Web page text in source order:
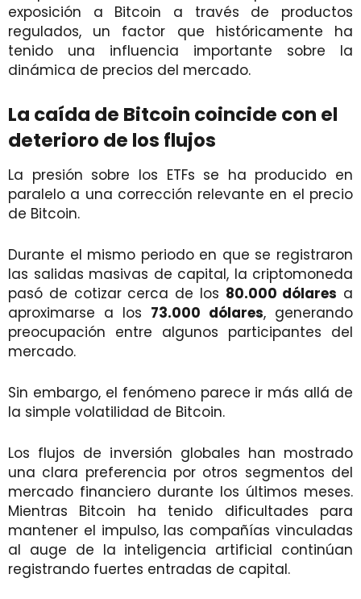
exposición a Bitcoin a través de productos
regulados, un factor que históricamente ha
tenido una influencia importante sobre la
dinámica de precios del mercado.
La caída de Bitcoin coincide con el
deterioro de los flujos
La presión sobre los ETFs se ha producido en
paralelo a una corrección relevante en el precio
de Bitcoin.
Durante el mismo periodo en que se registraron
las salidas masivas de capital, la criptomoneda
pasó de cotizar cerca de los 80.000 dólares a
aproximarse a los 73.000 dólares, generando
preocupación entre algunos participantes del
mercado.
Sin embargo, el fenómeno parece ir más allá de
la simple volatilidad de Bitcoin.
Los flujos de inversión globales han mostrado
una clara preferencia por otros segmentos del
mercado financiero durante los últimos meses.
Mientras Bitcoin ha tenido dificultades para
mantener el impulso, las compañías vinculadas
al auge de la inteligencia artificial continúan
registrando fuertes entradas de capital.